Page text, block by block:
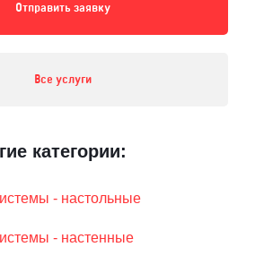
Отправить заявку
Все услуги
категории:
- настольные
- настенные